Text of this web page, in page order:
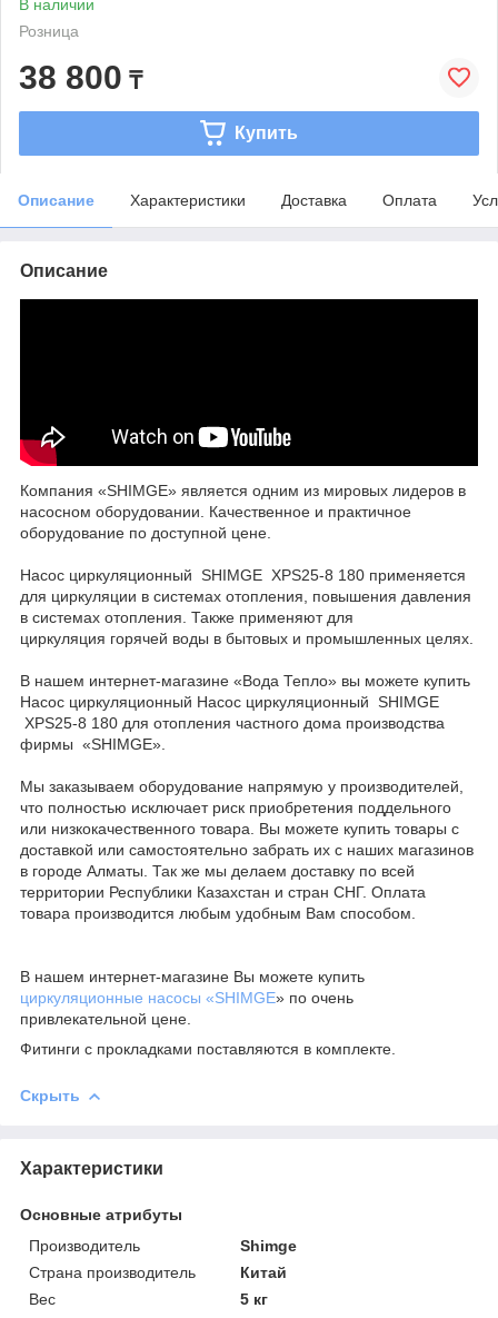
В наличии
Розница
38 800 ₸
Купить
Описание Характеристики Доставка Оплата
Описание
Компания «SHIMGE» является одним из мировых лидеров в
насосном оборудовании. Качественное и практичное
оборудование по доступной цене.
Насос циркуляционный SHIMGE XPS25-8 180 применяется
для циркуляции в системах отопления, повышения давления
в системах отопления. Также применяют для
циркуляция горячей воды в бытовых и промышленных целях.
В нашем интернет-магазине «Вода Тепло» вы можете купить
Насос циркуляционный Насос циркуляционный SHIMGE
XPS25-8 180 для отопления частного дома производства
фирмы «SHIMGE».
Мы заказываем оборудование напрямую у производителей,
что полностью исключает риск приобретения поддельного
или низкокачественного товара. Вы можете купить товары с
доставкой или самостоятельно забрать их с наших магазинов
в городе Алматы. Так же мы делаем доставку по всей
территории Республики Казахстан и стран СНГ. Оплата
товара производится любым удобным Вам способом.
В нашем интернет-магазине Вы можете купить
циркуляционные насосы «SHIMGE» по очень
привлекательной цене.
Фитинги с прокладками поставляются в комплекте.
Скрыть
Характеристики
Основные атрибуты
Производитель
Shimge
Страна производитель
Китай
Вес
5 кг